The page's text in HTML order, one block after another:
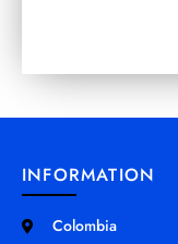
INFORMATION
Colombia